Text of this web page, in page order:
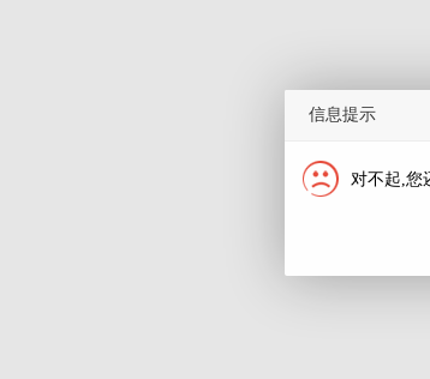
信息提示
对不起,您